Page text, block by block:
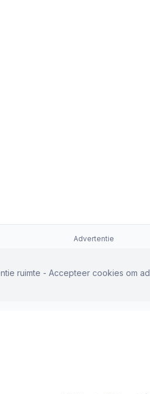
Advertentie
ruimte - Accepteer cookies om